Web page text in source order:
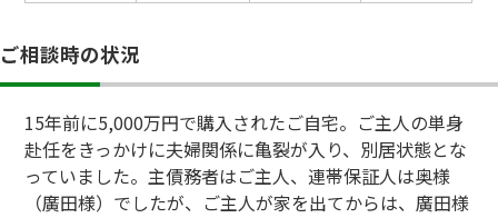
ご相談時の状況
15年前に5,000万円で購入されたご自宅。ご主人の単身
赴任をきっかけに夫婦関係に亀裂が入り、別居状態とな
っていました。主債務者はご主人、連帯保証人は奥様
（廣田様）でしたが、ご主人が家を出てからは、廣田様